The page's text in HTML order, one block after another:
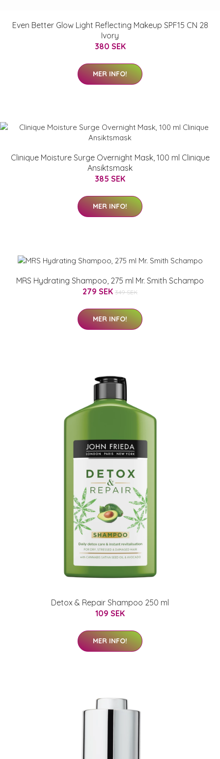
Even Better Glow Light Reflecting Makeup SPF15 CN 28
Ivory
380 SEK
MER INFO!
Clinique Moisture Surge Overnight Mask, 100 ml Clinique
Ansiktsmask
385 SEK
MER INFO!
MRS Hydrating Shampoo, 275 ml Mr. Smith Schampo
279 SEK 349 SEK
MER INFO!
Detox & Repair Shampoo 250 ml
109 SEK
MER INFO!